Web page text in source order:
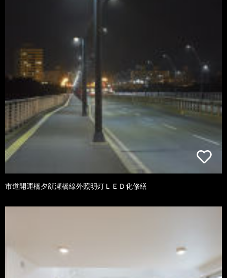
市道開運橋夕顔瀬橋線外照明灯ＬＥＤ化修繕